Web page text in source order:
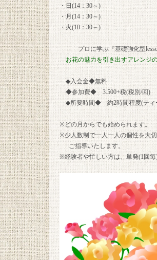
・日(14：30～)
・月(14：30～)
・火(10：30～)
プロに学ぶ『基礎強化型
お花の魅力を引き出すアレンジ
◆入会金◆無料
◆参加費◆ 3.500+税(税別/回)
◆所要時間◆ 約2時間程度(ティ
※どの月からでも始められます。
※少人数制で一人一人の個性を大
ご指導いたします。
※経験者や忙しい方は、単発(1回